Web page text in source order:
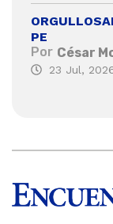
PE
Por César
23 Jul,